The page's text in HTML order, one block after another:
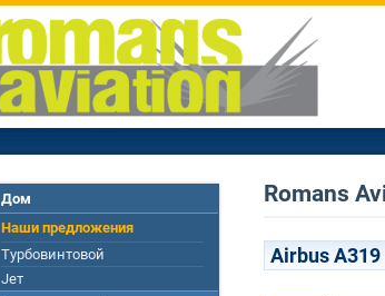
Дом
Наши предложения
Турбовинтовой
Jет
Romans
Airbus A319